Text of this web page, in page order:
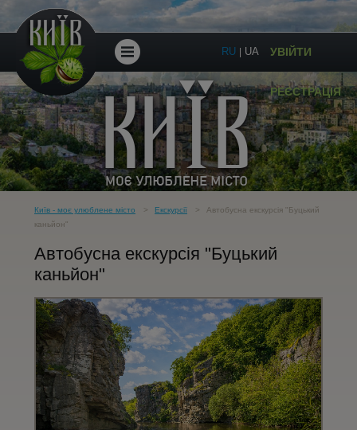
ПІШОХІДНІ
ЕКСКУРСІЇ
ЕКСКУРСІЇ
ПО
УКРАЇНІ
СЕРТИФІКАТИ
КОНТАКТИ
СТАТТІ
УВІЙТИ
РЕЄСТРАЦІЯ
RU UA
Київ - моє улюблене місто Екскурсії
Автобусна екскурсія "Буцький
каньйон"
Автобусна екскурсія "Буцький
каньйон"